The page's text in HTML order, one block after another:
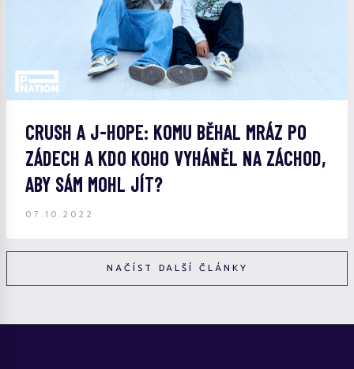
CRUSH A J-HOPE: KOMU BĚHAL MRÁZ PO
ZÁDECH A KDO KOHO VYHÁNĚL NA ZÁCHOD,
ABY SÁM MOHL JÍT?
07.10.2022
NAČÍST DALŠÍ ČLÁNKY